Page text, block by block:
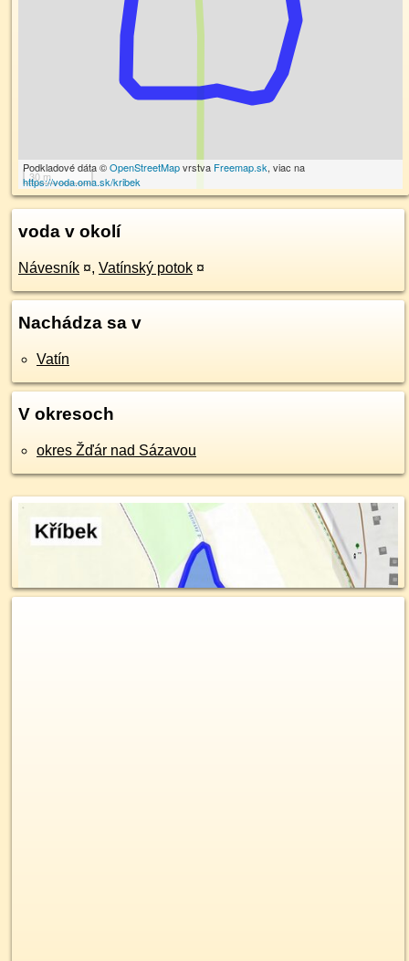
30 m
Podkladové dáta ©OpenStreetMapvrstva Freemap.sk, viac na
https://voda.oma.sk/kribek
voda v okolí
Návesník ¤, Vatínský potok ¤
Nachádza sa v
Vatín
V okresoch
okres Žďár nad Sázavou